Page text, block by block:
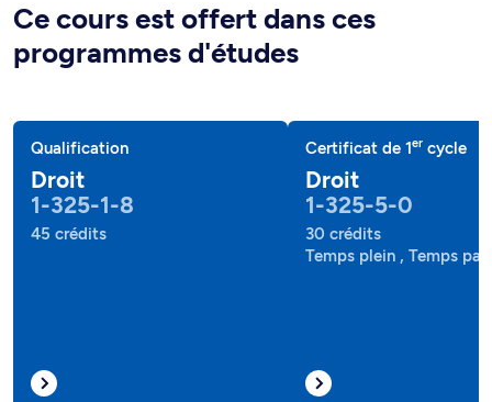
Ce cours est offert dans ces
programmes d'études
Qualification
Droit
1-325-1-8
45 crédits
Certificat de 1er cycle
Droit
1-325-5-0
30 crédits
Temps plein , Temps